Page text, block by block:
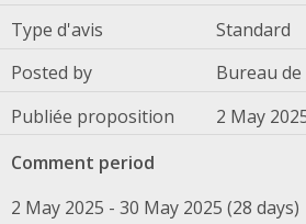
Type d'avis
Standard
Posted by
Bureau
Publiée proposition
2 May
Comment period
2 May 2025 - 30 May 2025 (28 days)